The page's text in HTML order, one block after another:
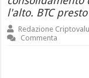
l'alto. BTC
Redazione
Commenta